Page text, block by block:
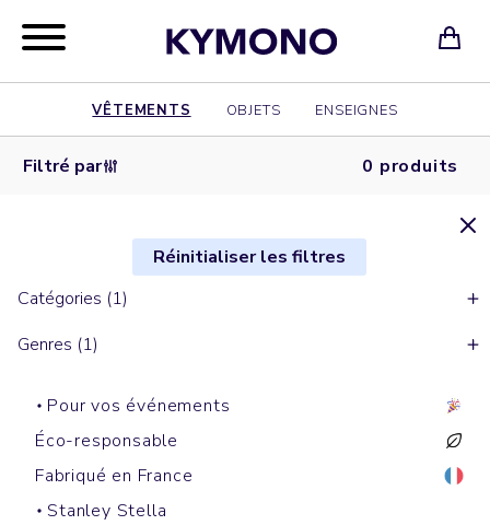
VÊTEMENTS OBJETS ENSEIGNES
Filtré par 0 produits
Réinitialiser les filtres
Catégories (1)
Genres (1)
Pour vos événements
Éco-responsable
Fabriqué en France
Stanley Stella